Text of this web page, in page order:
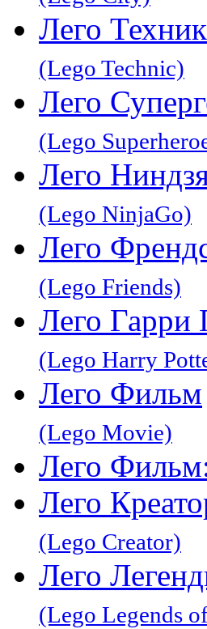
Лего Техник
(Lego Technic)
Лего
(Lego
Лего
(Lego NinjaGo)
Лего
(Lego Friends)
Лего Гарри
(Lego Harry
Лего Фильм
(Lego Movie)
Лего
Лего
(Lego Creator)
Лего
(Lego Legends